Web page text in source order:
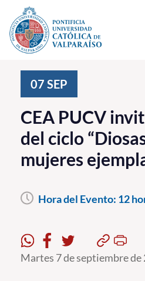
Click acá para ir directamente al
Investigación, Creación e
PUCV Internacional
Vinculación con el Medio
Postgrado
Formación Continua
07 SEP
CEA PUCV
del ciclo
mujeres
Hora del Evento: 12
Martes 7 de septiembre de